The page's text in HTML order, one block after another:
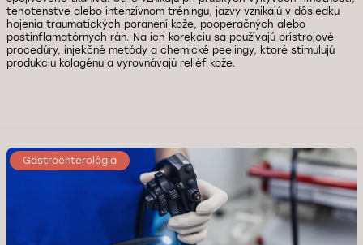
tehotenstve alebo intenzívnom tréningu, jazvy vznikajú v dôsledku
hojenia traumatických poranení kože, pooperačných alebo
postinflamatórnych rán. Na ich korekciu sa používajú prístrojové
procedúry, injekčné metódy a chemické peelingy, ktoré stimulujú
produkciu kolagénu a vyrovnávajú reliéf kože.
Gastroenterológia